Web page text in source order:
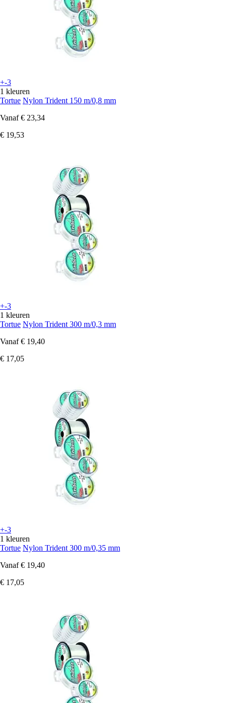
+-3
1 kleuren
Tortue Nylon Trident 150 m/0,8 mm
Vanaf € 23,34
€ 19,53
+-3
1 kleuren
Tortue Nylon Trident 300 m/0,3 mm
Vanaf € 19,40
€ 17,05
+-3
1 kleuren
Tortue Nylon Trident 300 m/0,35 mm
Vanaf € 19,40
€ 17,05